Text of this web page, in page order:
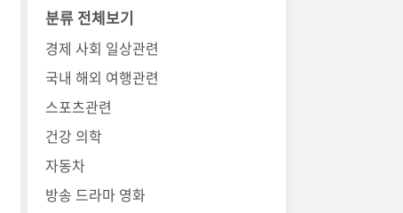
분류 전체보기
경제 사회 일상관련
국내 해외 여행관련
스포츠관련
건강 의학
자동차
방송 드라마 영화